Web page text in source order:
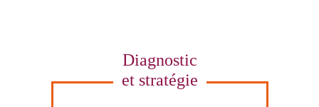
Diagnostic
et stratégie